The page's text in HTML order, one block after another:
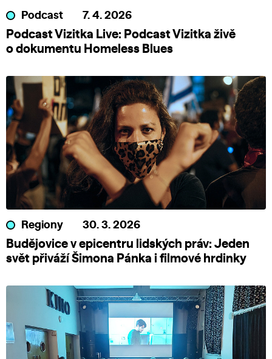
Podcast 7. 4. 2026
Podcast Vizitka Live: Podcast Vizitka živě
o dokumentu Homeless Blues
Regiony 30. 3. 2026
Budějovice v epicentru lidských práv: Jeden
svět přiváží Šimona Pánka i filmové hrdinky